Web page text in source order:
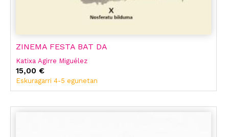
ZINEMA FESTA BAT DA
Katixa Agirre Miguélez
15,00 €
Eskuragarri 4-5 egunetan